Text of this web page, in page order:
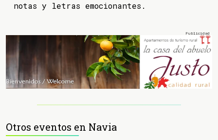
notas y letras emocionantes.
Otros eventos en Navia